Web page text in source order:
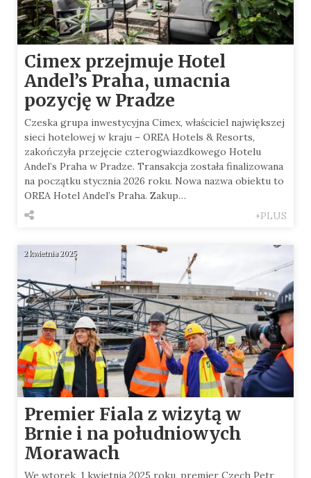
Cimex przejmuje Hotel
Andel’s Praha, umacnia
pozycję w Pradze
Czeska grupa inwestycyjna Cimex, właściciel największej
sieci hotelowej w kraju – OREA Hotels & Resorts,
zakończyła przejęcie czterogwiazdkowego Hotelu
Andel’s Praha w Pradze. Transakcja została finalizowana
na początku stycznia 2026 roku. Nowa nazwa obiektu to
OREA Hotel Andel’s Praha. Zakup…
+PLUS
2 kwietnia 2025
Premier Fiala z wizytą w
Brnie i na południowych
Morawach
We wtorek, 1 kwietnia 2025 roku, premier Czech Petr